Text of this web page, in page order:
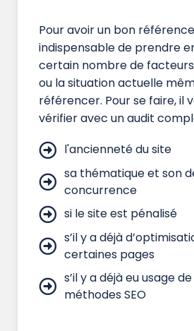
Pour avoir un bon
indispensable de prendre
certain nombre de
ou la situation actuelle
référencer. Pour se faire, il
vérifier avec un audit
l'ancienneté du site
sa thématique et son
concurrence
si le site est pénalisé
s’il y a déjà
certaines pages
s’il y a déjà eu usage
méthodes SEO